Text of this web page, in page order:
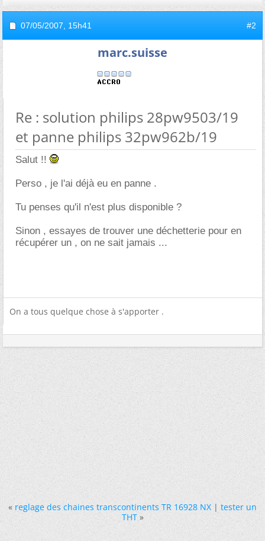
07/05/2007, 15h41 #2
marc.suisse
Re : solution philips 28pw9503/19
et panne philips 32pw962b/19
Salut !!
Perso , je l'ai déjà eu en panne .
Tu penses qu'il n'est plus disponible ?
Sinon , essayes de trouver une déchetterie pour en
récupérer un , on ne sait jamais ...
On a tous quelque chose à s'apporter .
« reglage des chaines transcontinents TR 16928 NX|tester un
THT »